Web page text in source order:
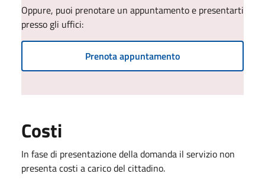
Oppure, puoi prenotare un appuntamento e presentarti
presso gli uffici:
Prenota appuntamento
Costi
In fase di presentazione della domanda il servizio non
presenta costi a carico del cittadino.